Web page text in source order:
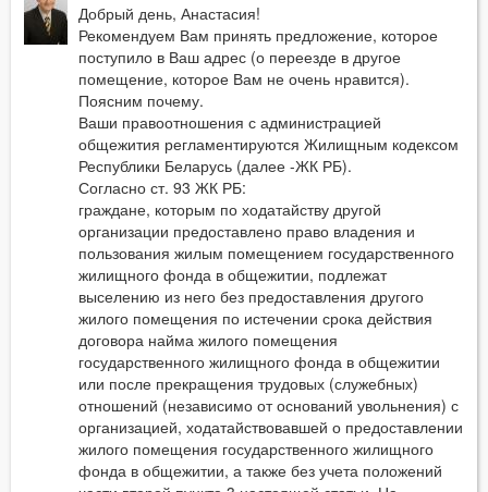
Добрый день, Анастасия!
Рекомендуем Вам принять предложение, которое
поступило в Ваш адрес (о переезде в другое
помещение, которое Вам не очень нравится).
Поясним почему.
Ваши правоотношения с администрацией
общежития регламентируются Жилищным кодексом
Республики Беларусь (далее -ЖК РБ).
Согласно ст. 93 ЖК РБ:
граждане, которым по ходатайству другой
организации предоставлено право владения и
пользования жилым помещением государственного
жилищного фонда в общежитии, подлежат
выселению из него без предоставления другого
жилого помещения по истечении срока действия
договора найма жилого помещения
государственного жилищного фонда в общежитии
или после прекращения трудовых (служебных)
отношений (независимо от оснований увольнения) с
организацией, ходатайствовавшей о предоставлении
жилого помещения государственного жилищного
фонда в общежитии, а также без учета положений